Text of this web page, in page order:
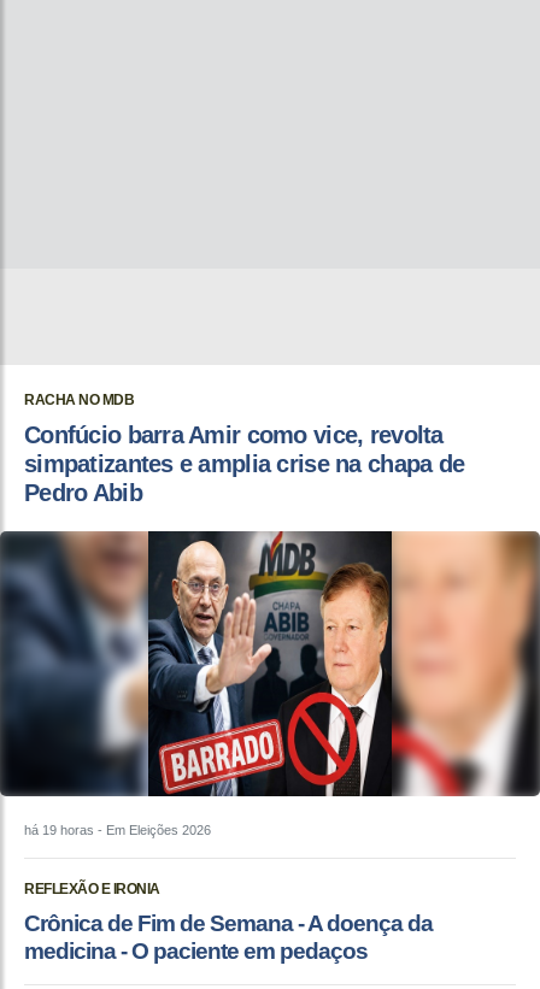
RACHA NO MDB
Confúcio barra Amir como vice, revolta
simpatizantes e amplia crise na chapa de
Pedro Abib
há 19 horas - Em Eleições 2026
REFLEXÃO E IRONIA
Crônica de Fim de Semana - A doença da
medicina - O paciente em pedaços